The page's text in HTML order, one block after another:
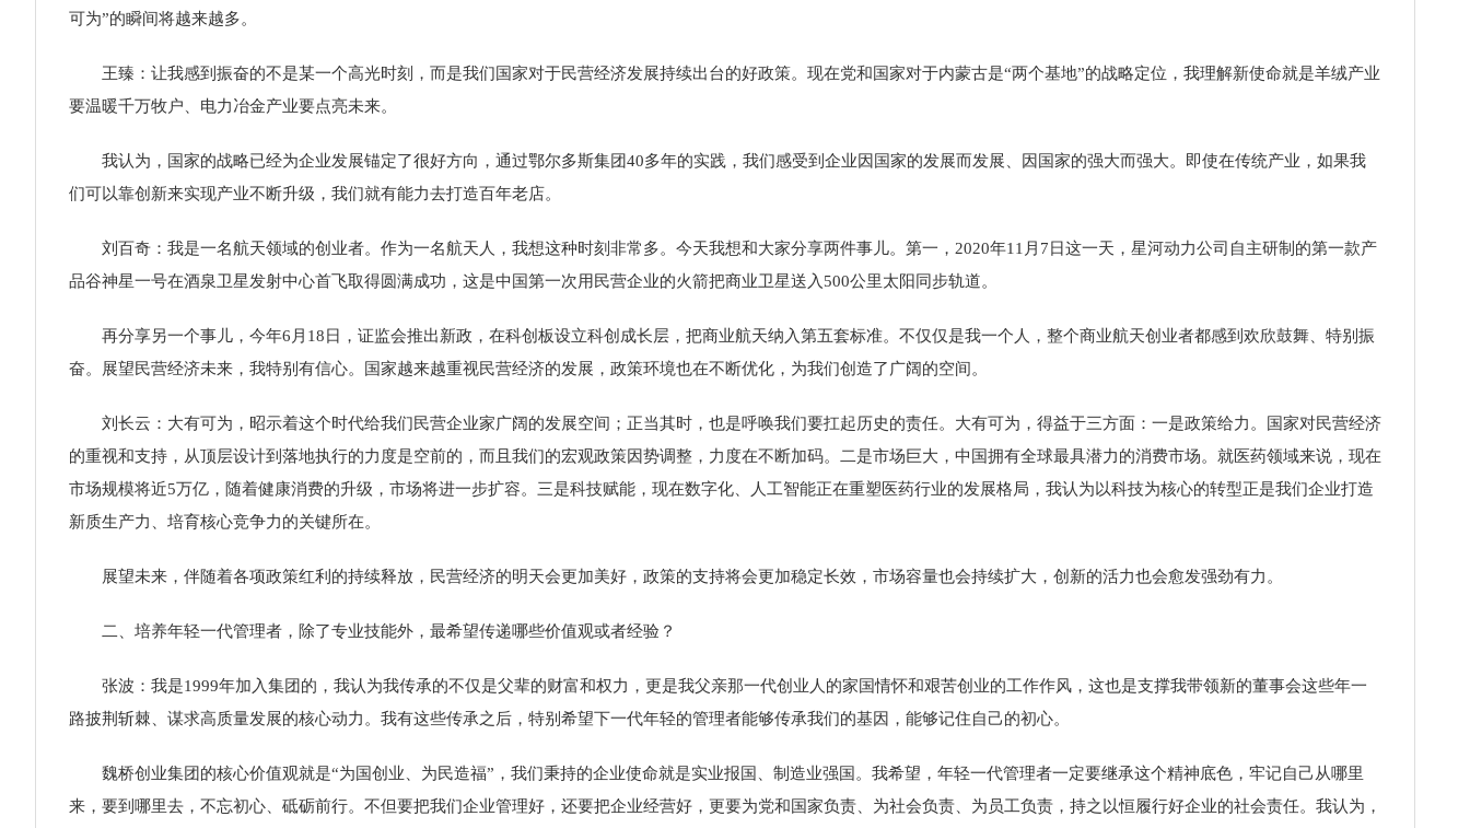
可为”的瞬间将越来越多。
王臻：让我感到振奋的不是某一个高光时刻，而是我们国家对于民营经济发展持续出台的好政策。现在党和国家对于内蒙古是“两个基地”的战略定位，我理解新使命就是羊绒产业
要温暖千万牧户、电力冶金产业要点亮未来。
我认为，国家的战略已经为企业发展锚定了很好方向，通过鄂尔多斯集团40多年的实践，我们感受到企业因国家的发展而发展、因国家的强大而强大。即使在传统产业，如果我
们可以靠创新来实现产业不断升级，我们就有能力去打造百年老店。
刘百奇：我是一名航天领域的创业者。作为一名航天人，我想这种时刻非常多。今天我想和大家分享两件事儿。第一，2020年11月7日这一天，星河动力公司自主研制的第一款产
品谷神星一号在酒泉卫星发射中心首飞取得圆满成功，这是中国第一次用民营企业的火箭把商业卫星送入500公里太阳同步轨道。
再分享另一个事儿，今年6月18日，证监会推出新政，在科创板设立科创成长层，把商业航天纳入第五套标准。不仅仅是我一个人，整个商业航天创业者都感到欢欣鼓舞、特别振
奋。展望民营经济未来，我特别有信心。国家越来越重视民营经济的发展，政策环境也在不断优化，为我们创造了广阔的空间。
刘长云：大有可为，昭示着这个时代给我们民营企业家广阔的发展空间；正当其时，也是呼唤我们要扛起历史的责任。大有可为，得益于三方面：一是政策给力。国家对民营经济
的重视和支持，从顶层设计到落地执行的力度是空前的，而且我们的宏观政策因势调整，力度在不断加码。二是市场巨大，中国拥有全球最具潜力的消费市场。就医药领域来说，现在
市场规模将近5万亿，随着健康消费的升级，市场将进一步扩容。三是科技赋能，现在数字化、人工智能正在重塑医药行业的发展格局，我认为以科技为核心的转型正是我们企业打造
新质生产力、培育核心竞争力的关键所在。
展望未来，伴随着各项政策红利的持续释放，民营经济的明天会更加美好，政策的支持将会更加稳定长效，市场容量也会持续扩大，创新的活力也会愈发强劲有力。
二、培养年轻一代管理者，除了专业技能外，最希望传递哪些价值观或者经验？
张波：我是1999年加入集团的，我认为我传承的不仅是父辈的财富和权力，更是我父亲那一代创业人的家国情怀和艰苦创业的工作作风，这也是支撑我带领新的董事会这些年一
路披荆斩棘、谋求高质量发展的核心动力。我有这些传承之后，特别希望下一代年轻的管理者能够传承我们的基因，能够记住自己的初心。
魏桥创业集团的核心价值观就是“为国创业、为民造福”，我们秉持的企业使命就是实业报国、制造业强国。我希望，年轻一代管理者一定要继承这个精神底色，牢记自己从哪里
来，要到哪里去，不忘初心、砥砺前行。不但要把我们企业管理好，还要把企业经营好，更要为党和国家负责、为社会负责、为员工负责，持之以恒履行好企业的社会责任。我认为，